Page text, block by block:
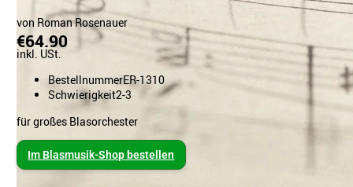
von Roman Rosenauer
€64.90
inkl. USt.
BestellnummerER-1310
Schwierigkeit2-3
für großes Blasorchester
Im Blasmusik-Shop bestellen